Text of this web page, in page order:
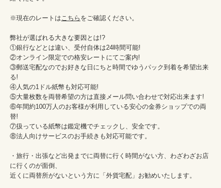
※現在のレートはこちら をご確認ください。
弊社が選ばれる大きな要因とは!?
①銀行などとは違い、受付自体は24時間可能!
②オンライン限定での格安レートにてご案内!
③郵送宅配なのでお好きな日にちと時間でゆうパック到着を希望出来
る!
④人気の1ドル紙幣も対応可能!
⑤大量枚数を両替希望の方は直接メール問い合わせで対応出来ます!
⑥年間約100万人のお客様が利用している安心の金券ショップでの両
替!
⑦扱っている紙幣は鑑定機でチェックし、安全です。
⑧法人向けサービスのお手続きも対応可能です。
・旅行・出張など出発までに両替に行く時間がない方、わざわざお店
に行くのが面倒、
近くに両替所がないという方に「外貨宅配」お勧めいたします。